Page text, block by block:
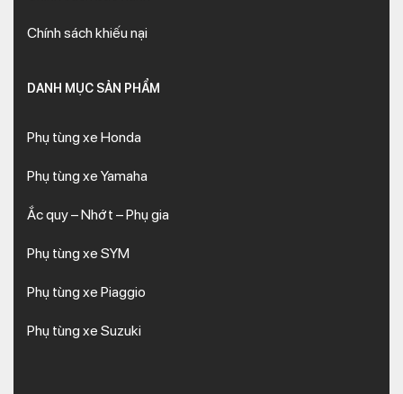
Chính sách khiếu nại
DANH MỤC SẢN PHẨM
Phụ tùng xe Honda
Phụ tùng xe Yamaha
Ắc quy – Nhớt – Phụ gia
Phụ tùng xe SYM
Phụ tùng xe Piaggio
Phụ tùng xe Suzuki